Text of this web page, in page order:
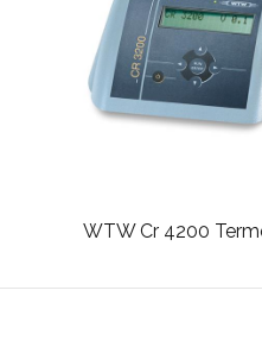
WTW Cr 4200